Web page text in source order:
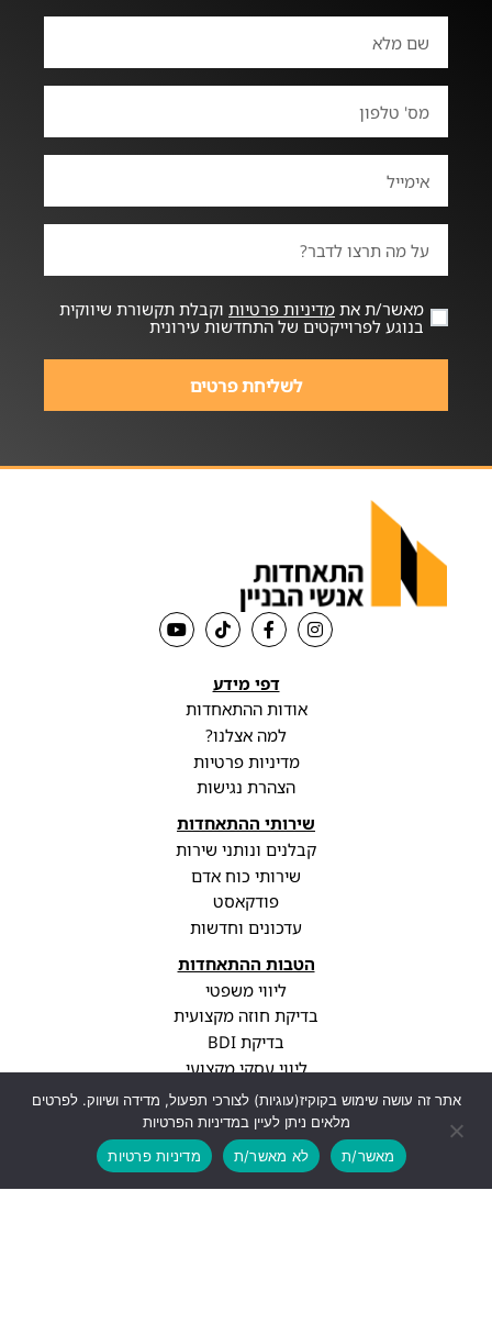
מאשר/ת את מדיניות פרטיות וקבלת תקשורת שיווקית
בנוגע לפרוייקטים של התחדשות עירונית
לשליחת פרטים
דפי מידע
אודות ההתאחדות
למה אצלנו?
מדיניות פרטיות
הצהרת נגישות
שירותי ההתאחדות
קבלנים ונותני שירות
שירותי כוח אדם
פודקאסט
עדכונים וחדשות
הטבות ההתאחדות
ליווי משפטי
בדיקת חוזה מקצועית
בדיקת BDI
ליווי עסקי מקצועי
סיווג קבלני
עדכוני רגולציה
פרופיל חברה
אתר זה עושה שימוש בקוקיז(עוגיות) לצורכי תפעול, מדידה ושיווק. לפרטים
מלאים ניתן לעיין במדיניות הפרטיות
מאשר/ת
לא מאשר/ת מדיניות פרטיות